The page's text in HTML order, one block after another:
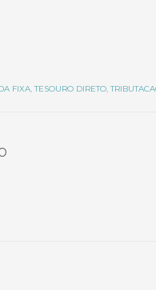
FIXA,TESOURO DIRETO,